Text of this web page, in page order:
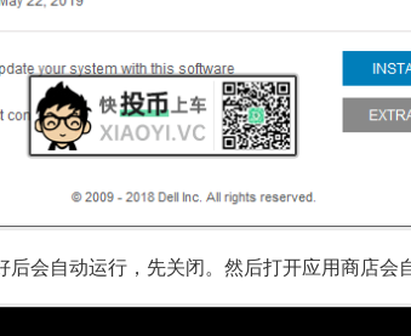
会自动运行，先关闭。然后打开应用商店会